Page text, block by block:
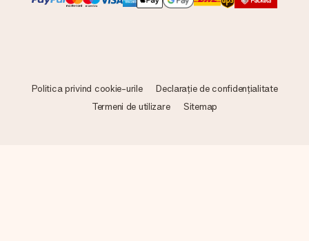
Politica privind cookie-urile
Declarație de confidențialitate
Termeni de utilizare
Sitemap